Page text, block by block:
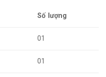
Số lượng
01
01